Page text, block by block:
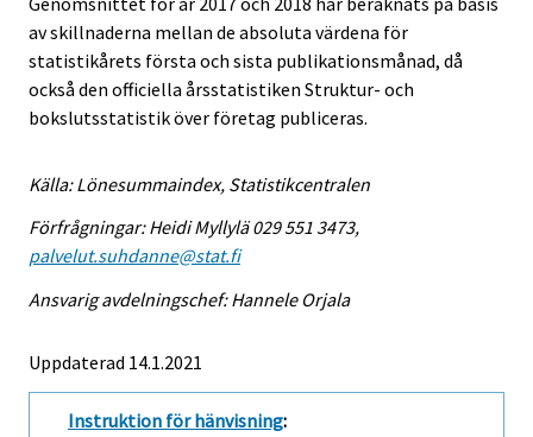
av skillnaderna mellan de absoluta värdena för
statistikårets första och sista publikationsmånad, då
också den officiella årsstatistiken Struktur- och
bokslutsstatistik över företag publiceras.
Källa: Lönesummaindex, Statistikcentralen
Förfrågningar: Heidi Myllylä 029 551 3473,
palvelut.suhdanne@stat.fi
Ansvarig avdelningschef: Hannele Orjala
Uppdaterad 14.1.2021
Instruktion för hänvisning: